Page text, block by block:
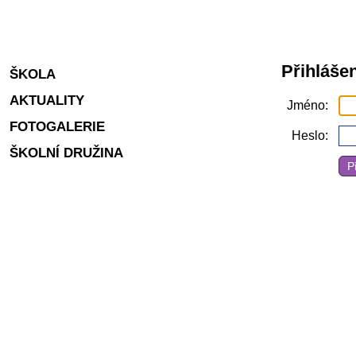
Jméno
Heslo
ŠKOLA
AKTUALITY
FOTOGALERIE
ŠKOLNÍ DRUŽINA